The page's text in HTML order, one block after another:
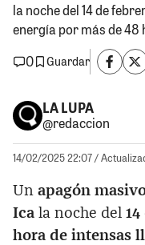
la noche del 14 de
energía por más de 48
0
Guardar
LA LUPA
@redaccion
14/02/2025 22:07/
Un apagón
Ica la noche del
hora de intensas